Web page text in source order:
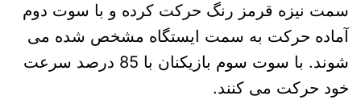
سمت نیزه قرمز رنگ حرکت کرده و با سوت دوم
آماده حرکت به سمت ایستگاه مشخص شده می
شوند. با سوت سوم بازیکنان با 85 درصد سرعت
خود حرکت می کنند.